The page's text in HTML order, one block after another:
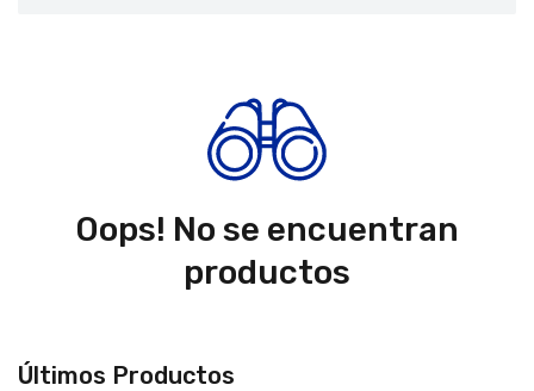
Últimos Productos
Oops! No se encuentran
productos